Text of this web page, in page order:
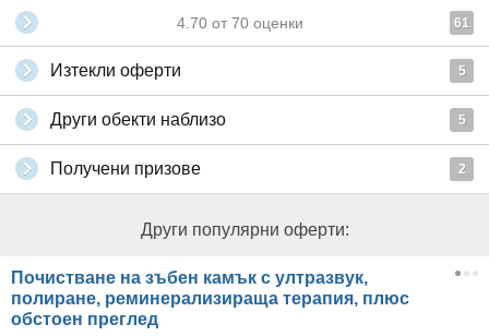
4.70 от 70 оценки 61
Изтекли оферти 5
Други обекти наблизо 5
Получени призове 2
Други популярни оферти:
Почистване на зъбен камък с ултразвук,
полиране, реминерализираща терапия, плюс
обстоен преглед